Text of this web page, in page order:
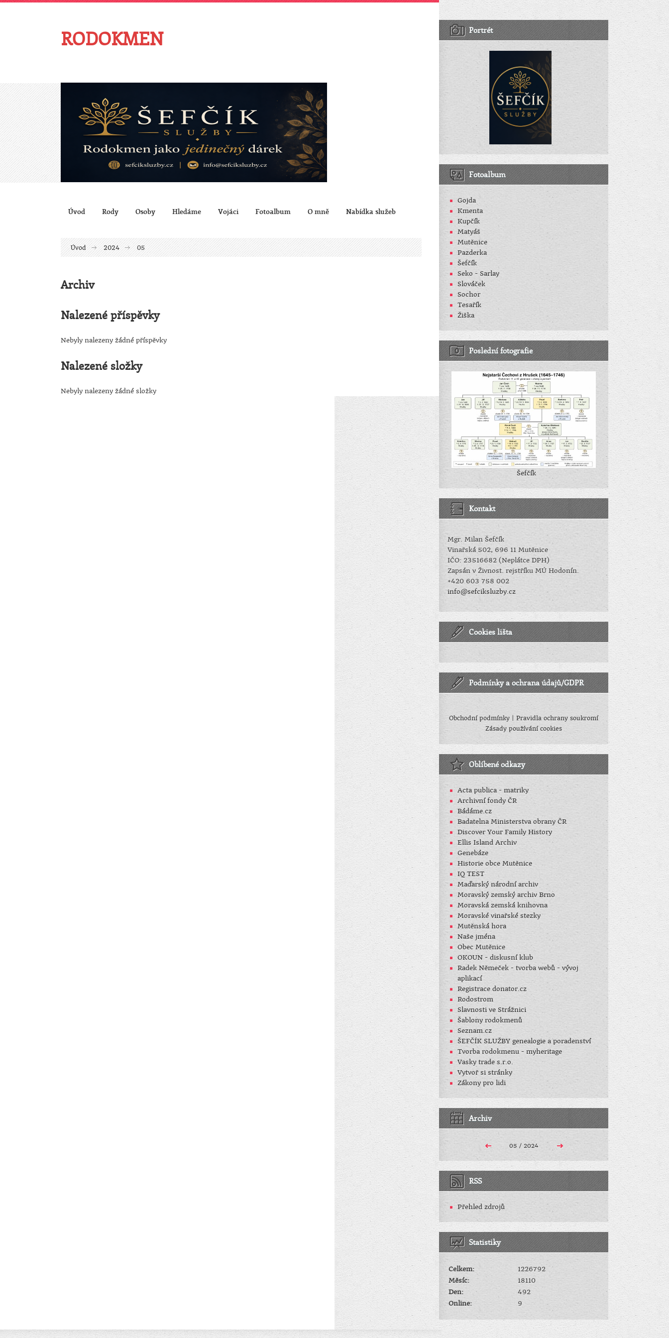
RODOKMEN
Úvod Rody Osoby Hledáme Vojáci Fotoalbum O mně Nabídka služeb
Úvod 2024 05
Archiv
Nalezené příspěvky
Nebyly nalezeny žádné příspěvky
Nalezené složky
Nebyly nalezeny žádné složky
Portrét
Fotoalbum
Gojda
Kmenta
Kupčík
Matyáš
Mutěnice
Pazderka
Šefčík
Seko - Sarlay
Slováček
Sochor
Tesařík
Žiška
Poslední fotografie
Šefčík
Kontakt
Mgr. Milan Šefčík
Vinařská 502, 696 11 Mutěnice
IČO: 23516682 (Neplátce DPH)
Zapsán v Živnost. rejstříku MÚ Hodonín.
+420 603 758 002
info@sefciksluzby.cz
Cookies lišta
Podmínky a ochrana údajů/GDPR
Obchodní podmínky
Pravidla ochrany soukromí
Zásady používání cookies
Oblíbené odkazy
Acta publica - matriky
Archivní fondy ČR
Bádáme.cz
Badatelna Ministerstva obrany ČR
Discover Your Family History
Ellis Island Archiv
Genebáze
Historie obce Mutěnice
IQ TEST
Maďarský národní archiv
Moravský zemský archiv Brno
Moravská zemská knihovna
Moravské vinařské stezky
Mutěnská hora
Naše jména
Obec Mutěnice
OKOUN - diskusní klub
Radek Němeček - tvorba webů - vývoj
aplikací
Registrace donator.cz
Rodostrom
Slavnosti ve Strážnici
Šablony rodokmenů
Seznam.cz
ŠEFČÍK SLUŽBY genealogie a poradenství
Tvorba rodokmenu - myheritage
Vasky trade s.r.o.
Vytvoř si stránky
Zákony pro lidi
Archiv
05 / 2024
RSS
Přehled zdrojů
Statistiky
Online: 9
Celkem:
1226792
Měsíc:
18110
Den:
492